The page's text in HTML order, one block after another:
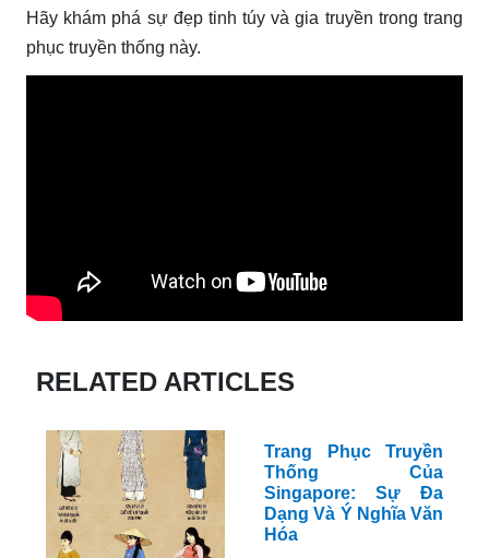
Hãy khám phá sự đẹp tinh túy và gia truyền trong trang
phục truyền thống này.
RELATED ARTICLES
Trang Phục Truyền
Thống Của
Singapore: Sự Đa
Dạng Và Ý Nghĩa Văn
Hóa